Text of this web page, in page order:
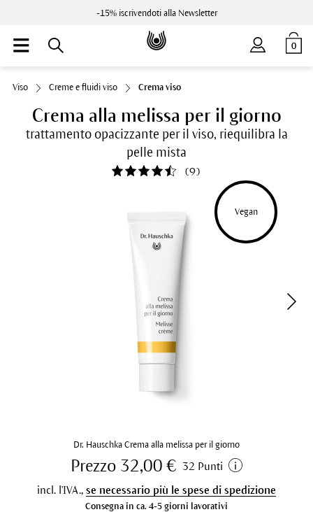
-15% iscrivendoti alla Newsletter
0
Viso Creme e fluidi viso Crema viso
Crema alla melissa per il giorno
trattamento opacizzante per il viso, riequilibra la
pelle mista
(9)
Vegan
Dr. Hauschka Crema alla melissa per il giorno
Prezzo 32,00 € 32 Punti
incl. l'IVA., se necessario più le spese di spedizione
Consegna in ca. 4-5 giorni lavorativi